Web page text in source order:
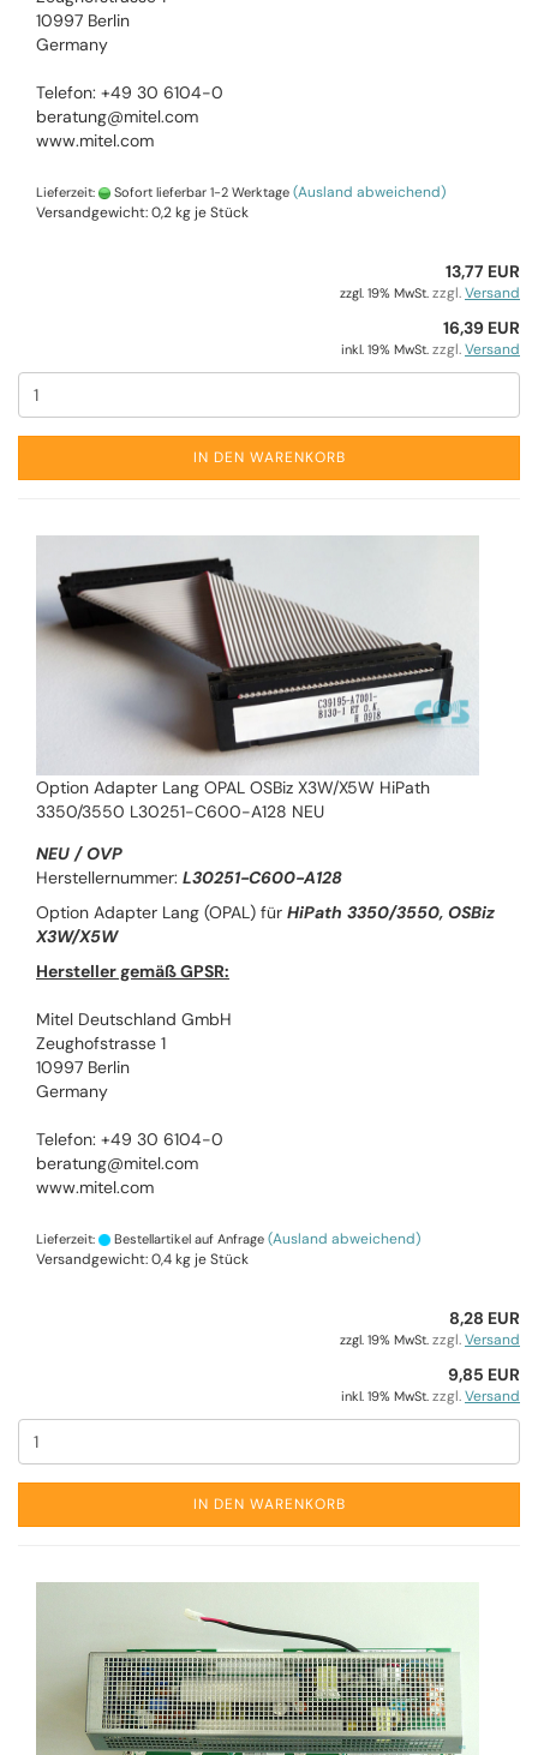
10997 Berlin
Germany
Telefon: +49 30 6104-0
beratung@mitel.com
www.mitel.com
Lieferzeit: Sofort lieferbar 1-2 Werktage (Ausland abweichend)
Versandgewicht:0,2kg je Stück
13,77 EUR
zzgl. 19% MwSt. zzgl.Versand
16,39 EUR
inkl. 19% MwSt. zzgl.Versand
IN DEN WARENKORB
Option Adapter Lang OPAL OSBiz X3W/X5W HiPath
3350/3550 L30251-C600-A128 NEU
NEU / OVP
Herstellernummer: L30251-C600-A128
Option Adapter Lang (OPAL) für HiPath 3350/3550, OSBiz
X3W/X5W
Hersteller gemäß GPSR:
Mitel Deutschland GmbH
Zeughofstrasse 1
10997 Berlin
Germany
Telefon: +49 30 6104-0
beratung@mitel.com
www.mitel.com
Lieferzeit: Bestellartikel auf Anfrage (Ausland abweichend)
Versandgewicht:0,4kg je Stück
8,28 EUR
zzgl. 19% MwSt. zzgl.Versand
9,85 EUR
inkl. 19% MwSt. zzgl.Versand
IN DEN WARENKORB